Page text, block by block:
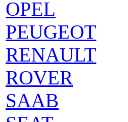
OPEL
PEUGEOT
RENAULT
ROVER
SAAB